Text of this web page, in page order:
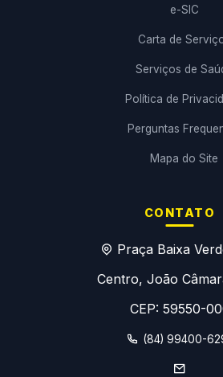
e-SIC
Carta de
Serviços de
Política de
Perguntas
Mapa do Site
CONTATO
Praça Baixa
Centro, João
CEP: 59550-
(84) 99400-